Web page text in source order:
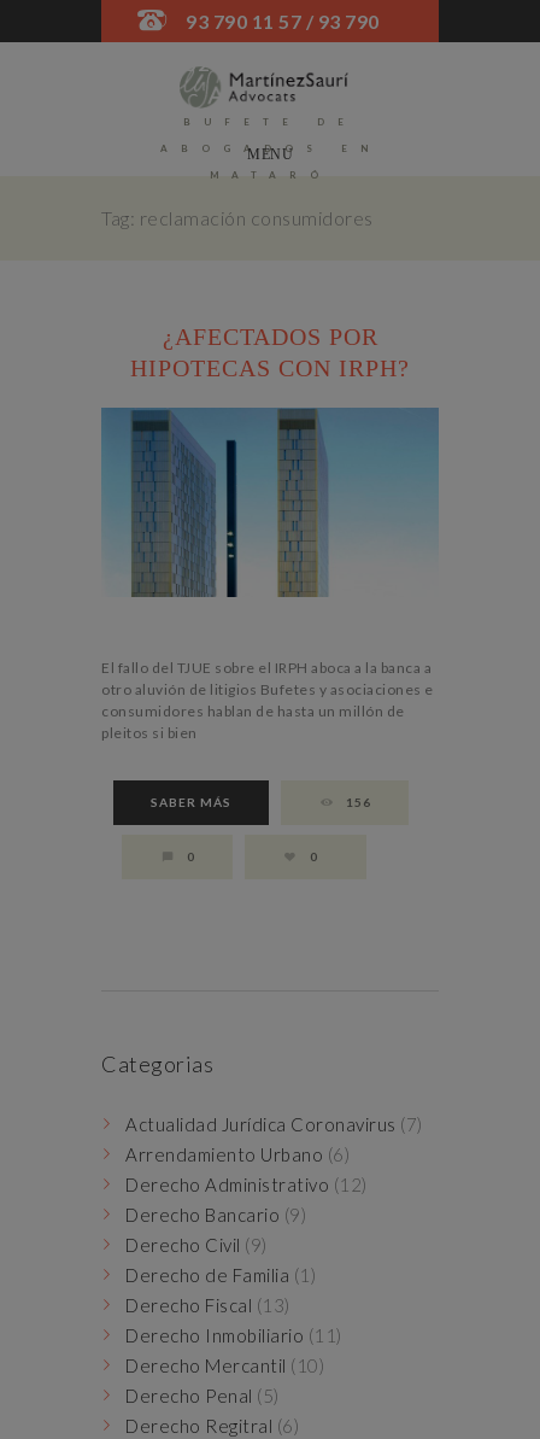
93 790 11 57 / 93 790
52 45
BUFETE DE
ABOGADOS EN
MATARÓ
MENU
Tag: reclamación consumidores
¿AFECTADOS POR
HIPOTECAS CON IRPH?
El fallo del TJUE sobre el IRPH aboca a la banca a
otro aluvión de litigios Bufetes y asociaciones e
consumidores hablan de hasta un millón de
pleitos si bien
SABER MÁS 156
0 0
Categorias
Actualidad Jurídica Coronavirus (7)
Arrendamiento Urbano (6)
Derecho Administrativo (12)
Derecho Bancario (9)
Derecho Civil (9)
Derecho de Familia (1)
Derecho Fiscal (13)
Derecho Inmobiliario (11)
Derecho Mercantil (10)
Derecho Penal (5)
Derecho Regitral (6)